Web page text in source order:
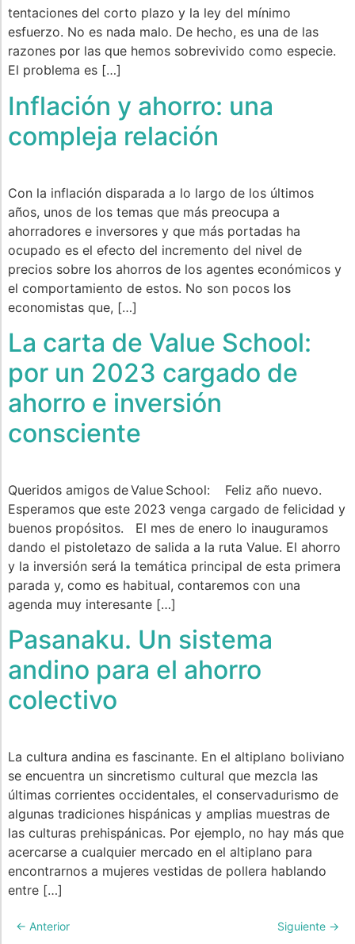
tentaciones del corto plazo y la ley del mínimo
esfuerzo. No es nada malo. De hecho, es una de las
razones por las que hemos sobrevivido como especie.
El problema es […]
Inflación y ahorro: una
compleja relación
Con la inflación disparada a lo largo de los últimos
años, unos de los temas que más preocupa a
ahorradores e inversores y que más portadas ha
ocupado es el efecto del incremento del nivel de
precios sobre los ahorros de los agentes económicos y
el comportamiento de estos. No son pocos los
economistas que, […]
La carta de Value School:
por un 2023 cargado de
ahorro e inversión
consciente
Queridos amigos de Value School: Feliz año nuevo.
Esperamos que este 2023 venga cargado de felicidad y
buenos propósitos. El mes de enero lo inauguramos
dando el pistoletazo de salida a la ruta Value. El ahorro
y la inversión será la temática principal de esta primera
parada y, como es habitual, contaremos con una
agenda muy interesante […]
Pasanaku. Un sistema
andino para el ahorro
colectivo
La cultura andina es fascinante. En el altiplano boliviano
se encuentra un sincretismo cultural que mezcla las
últimas corrientes occidentales, el conservadurismo de
algunas tradiciones hispánicas y amplias muestras de
las culturas prehispánicas. Por ejemplo, no hay más que
acercarse a cualquier mercado en el altiplano para
encontrarnos a mujeres vestidas de pollera hablando
entre […]
← Anterior Siguiente →